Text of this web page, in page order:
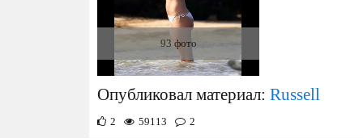
93 фото
Опубликовал материал: Russell
2 59113 2